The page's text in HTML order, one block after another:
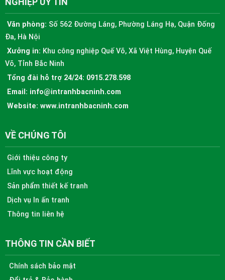
Văn phòng: Số 562 Đường Láng, Phường Láng Hạ, Quận Đống
Đa, Hà Nội
Xưởng in: Khu công nghiệp Quế Võ, Xã Việt Hùng, Huyện Quế
Võ, Tỉnh Bắc Ninh
Tổng đài hỗ trợ 24/24: 0915.278.598
Email: info@intranhbacninh.com
Website: www.intranhbacninh.com
VỀ CHÚNG TÔI
Giới thiệu công ty
Lĩnh vực hoạt động
Sản phẩm thiết kế tranh
Dịch vụ In ấn tranh
Thông tin liên hệ
THÔNG TIN CẦN BIẾT
Chính sách bảo mật